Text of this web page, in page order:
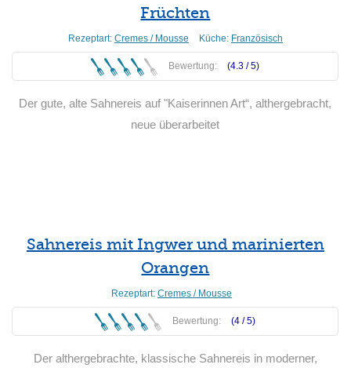
Früchten
Rezeptart: Cremes / Mousse Küche: Französisch
Bewertung: (4.3 /5)
Der gute, alte Sahnereis auf "Kaiserinnen Art“, althergebracht,
neue überarbeitet
Sahnereis mit Ingwer und marinierten
Orangen
Rezeptart: Cremes / Mousse
Bewertung: (4 /5)
Der althergebrachte, klassische Sahnereis in moderner,